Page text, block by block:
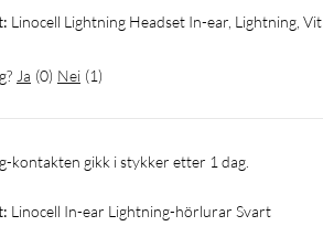
Linocell Lightning Headset In-ear, Lightning, Vit
Ja (0) Nei (1)
kontakten gikk i stykker etter 1 dag.
Linocell In-ear Lightning-hörlurar Svart